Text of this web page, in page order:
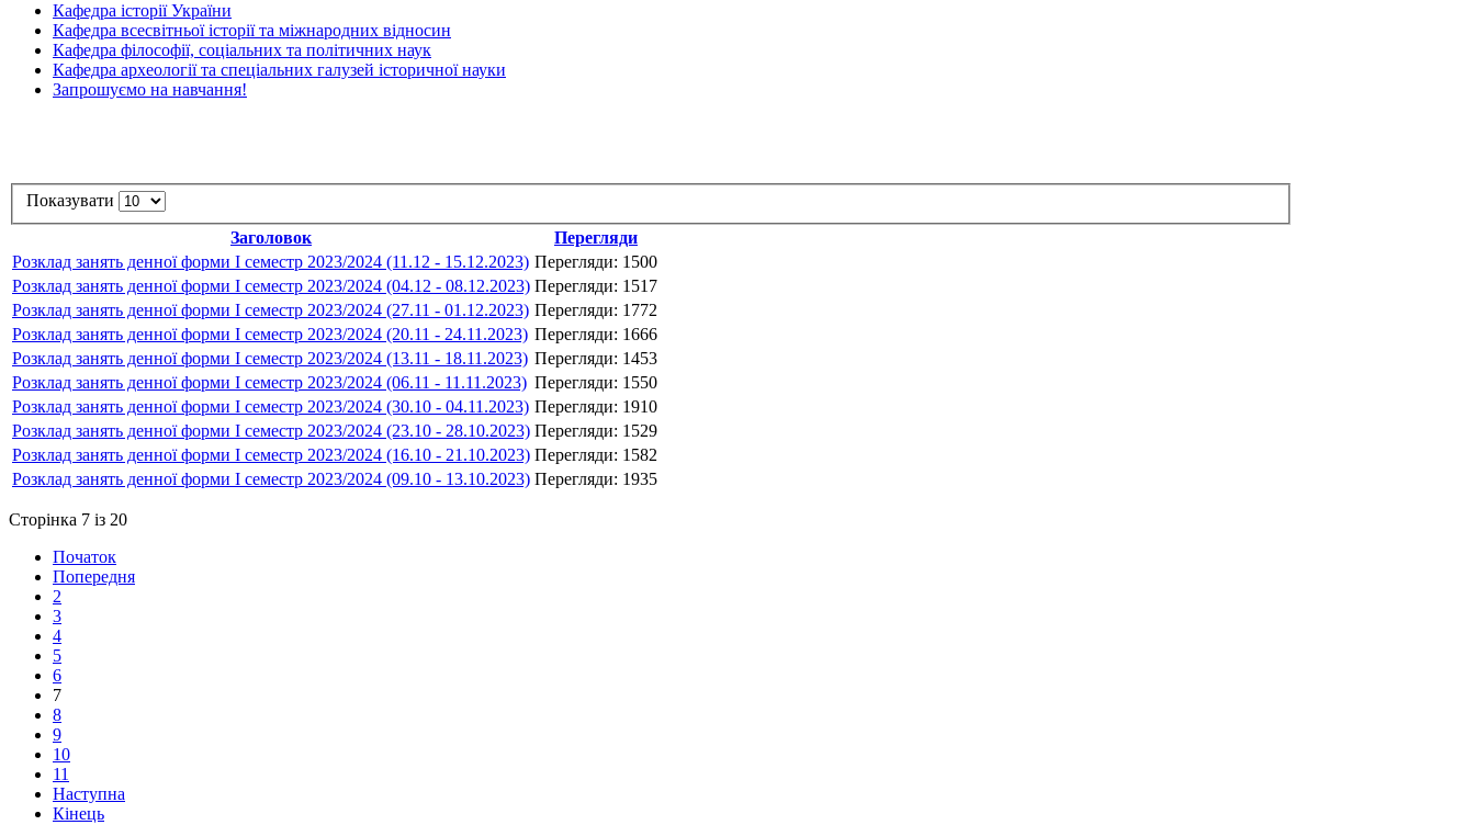
Кафедра історії України
Кафедра всесвітньої історії та міжнародних відносин
Кафедра філософії, соціальних та політичних наук
Кафедра археології та спеціальних галузей історичної науки
Запрошуємо на навчання!
Показувати
Заголовок
Перегляди
Розклад занять денної форми І семестр 2023/2024 (11.12 - 15.12.2023) Перегляди: 1500
Розклад занять денної форми І семестр 2023/2024 (04.12 - 08.12.2023) Перегляди: 1517
Розклад занять денної форми І семестр 2023/2024 (27.11 - 01.12.2023) Перегляди: 1772
Розклад занять денної форми І семестр 2023/2024 (20.11 - 24.11.2023) Перегляди: 1666
Розклад занять денної форми І семестр 2023/2024 (13.11 - 18.11.2023) Перегляди: 1453
Розклад занять денної форми І семестр 2023/2024 (06.11 - 11.11.2023) Перегляди: 1550
Розклад занять денної форми І семестр 2023/2024 (30.10 - 04.11.2023) Перегляди: 1910
Розклад занять денної форми І семестр 2023/2024 (23.10 - 28.10.2023) Перегляди: 1529
Розклад занять денної форми І семестр 2023/2024 (16.10 - 21.10.2023) Перегляди: 1582
Розклад занять денної форми І семестр 2023/2024 (09.10 - 13.10.2023) Перегляди: 1935
Сторінка 7 із 20
Початок
Попередня
2
3
4
5
6
7
8
9
10
11
Наступна
Кінець